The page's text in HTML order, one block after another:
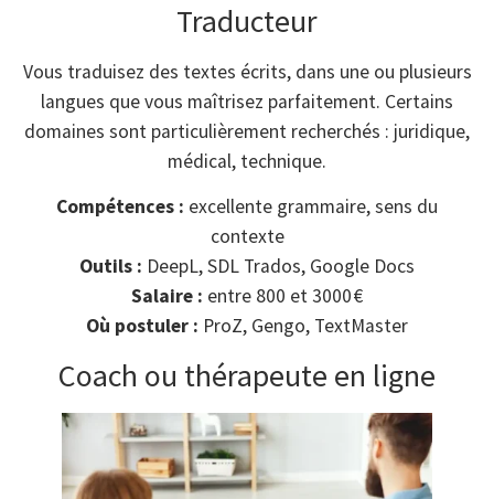
Traducteur
Vous traduisez des textes écrits, dans une ou plusieurs
langues que vous maîtrisez parfaitement. Certains
domaines sont particulièrement recherchés : juridique,
médical, technique.
Compétences : excellente grammaire, sens du
contexte
Outils : DeepL, SDL Trados, Google Docs
Salaire : entre 800 et 3000 €
Où postuler : ProZ, Gengo, TextMaster
Coach ou thérapeute en ligne